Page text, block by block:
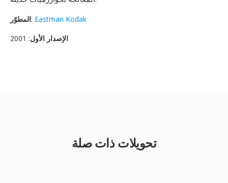
المطوّر: Eastman Kodak
الإصدار الأول: 2001
تحويلات ذات صلة